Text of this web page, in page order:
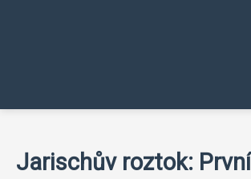
Jarischův roztok: